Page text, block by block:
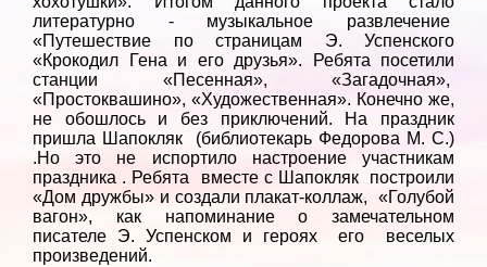
литературно - музыкальное развлечение
«Путешествие по страницам Э. Успенского
«Крокодил Гена и его друзья». Ребята посетили
станции «Песенная», «Загадочная»,
«Простоквашино», «Художественная». Конечно же,
не обошлось и без приключений. На праздник
пришла Шапокляк (библиотекарь Федорова М. С.)
.Но это не испортило настроение участникам
праздника . Ребята вместе с Шапокляк построили
«Дом дружбы» и создали плакат-коллаж, «Голубой
вагон», как напоминание о замечательном
писателе Э. Успенском и героях его веселых
произведений.